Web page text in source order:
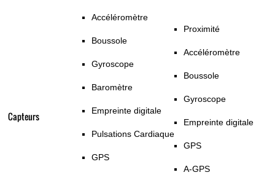
Capteurs
Accéléromètre
Boussole
Gyroscope
Baromètre
Empreinte digitale
Pulsations Cardiaque
GPS
Proximité
Accéléromètre
Boussole
Gyroscope
Empreinte digitale
GPS
A-GPS